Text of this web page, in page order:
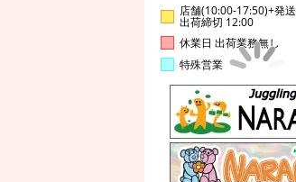
店舗(10:00-17:50)+発送
出荷締切 12:00
休業日 出荷業務無し
特殊営業